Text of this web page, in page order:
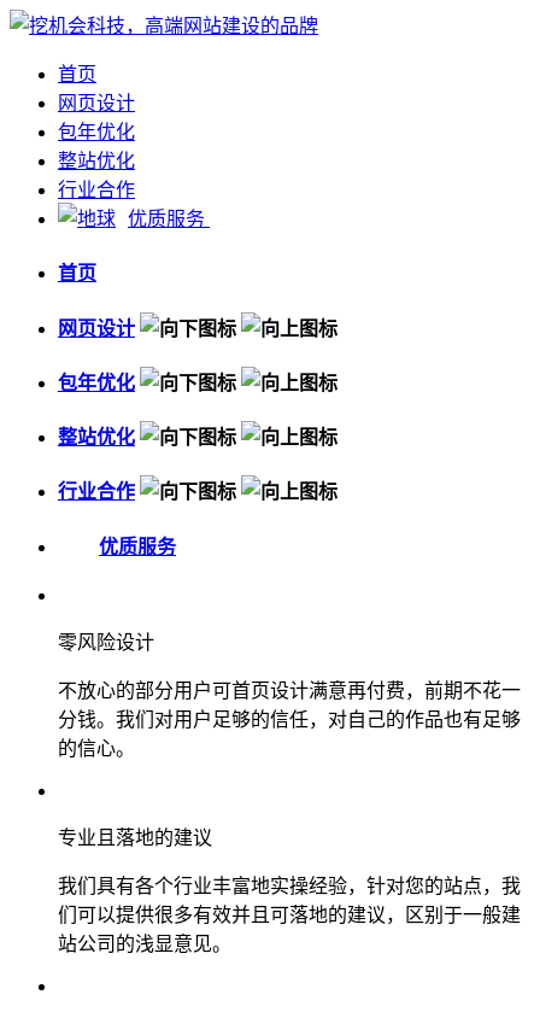
首页
网页设计
包年优化
整站优化
行业合作
优质服务
首页
网页设计
包年优化
整站优化
行业合作
优质服务
零风险设计
不放心的部分用户可首页设计满意再付费，前期不花一
分钱。我们对用户足够的信任，对自己的作品也有足够
的信心。
专业且落地的建议
我们具有各个行业丰富地实操经验，针对您的站点，我
们可以提供很多有效并且可落地的建议，区别于一般建
站公司的浅显意见。